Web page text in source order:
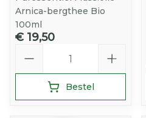
Arnica-bergthee Bio
100ml
€ 19,50
Bestel